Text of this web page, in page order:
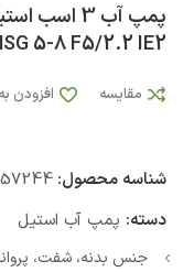
پمپ آب 3
5-8 F5/2.2 IE2
مقایسه افزودن
شناسه محصول:
دسته: پمپ آب استیل
جنس بدنه، شفت،